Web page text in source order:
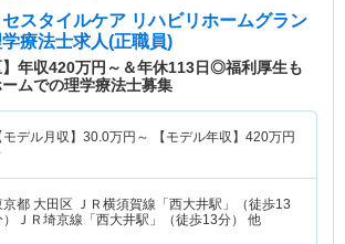
スタイルケア リハビリホームグラン
療法士求人(正職員)
】年収420万円～＆年休113日◎福利厚生も
ムでの理学療法士募集
モデル月収】 30.0万円～ 【モデル年収】 420万円
京都 大田区 ＪＲ横須賀線「西大井駅」（徒歩13
）ＪＲ埼京線「西大井駅」（徒歩13分） 他